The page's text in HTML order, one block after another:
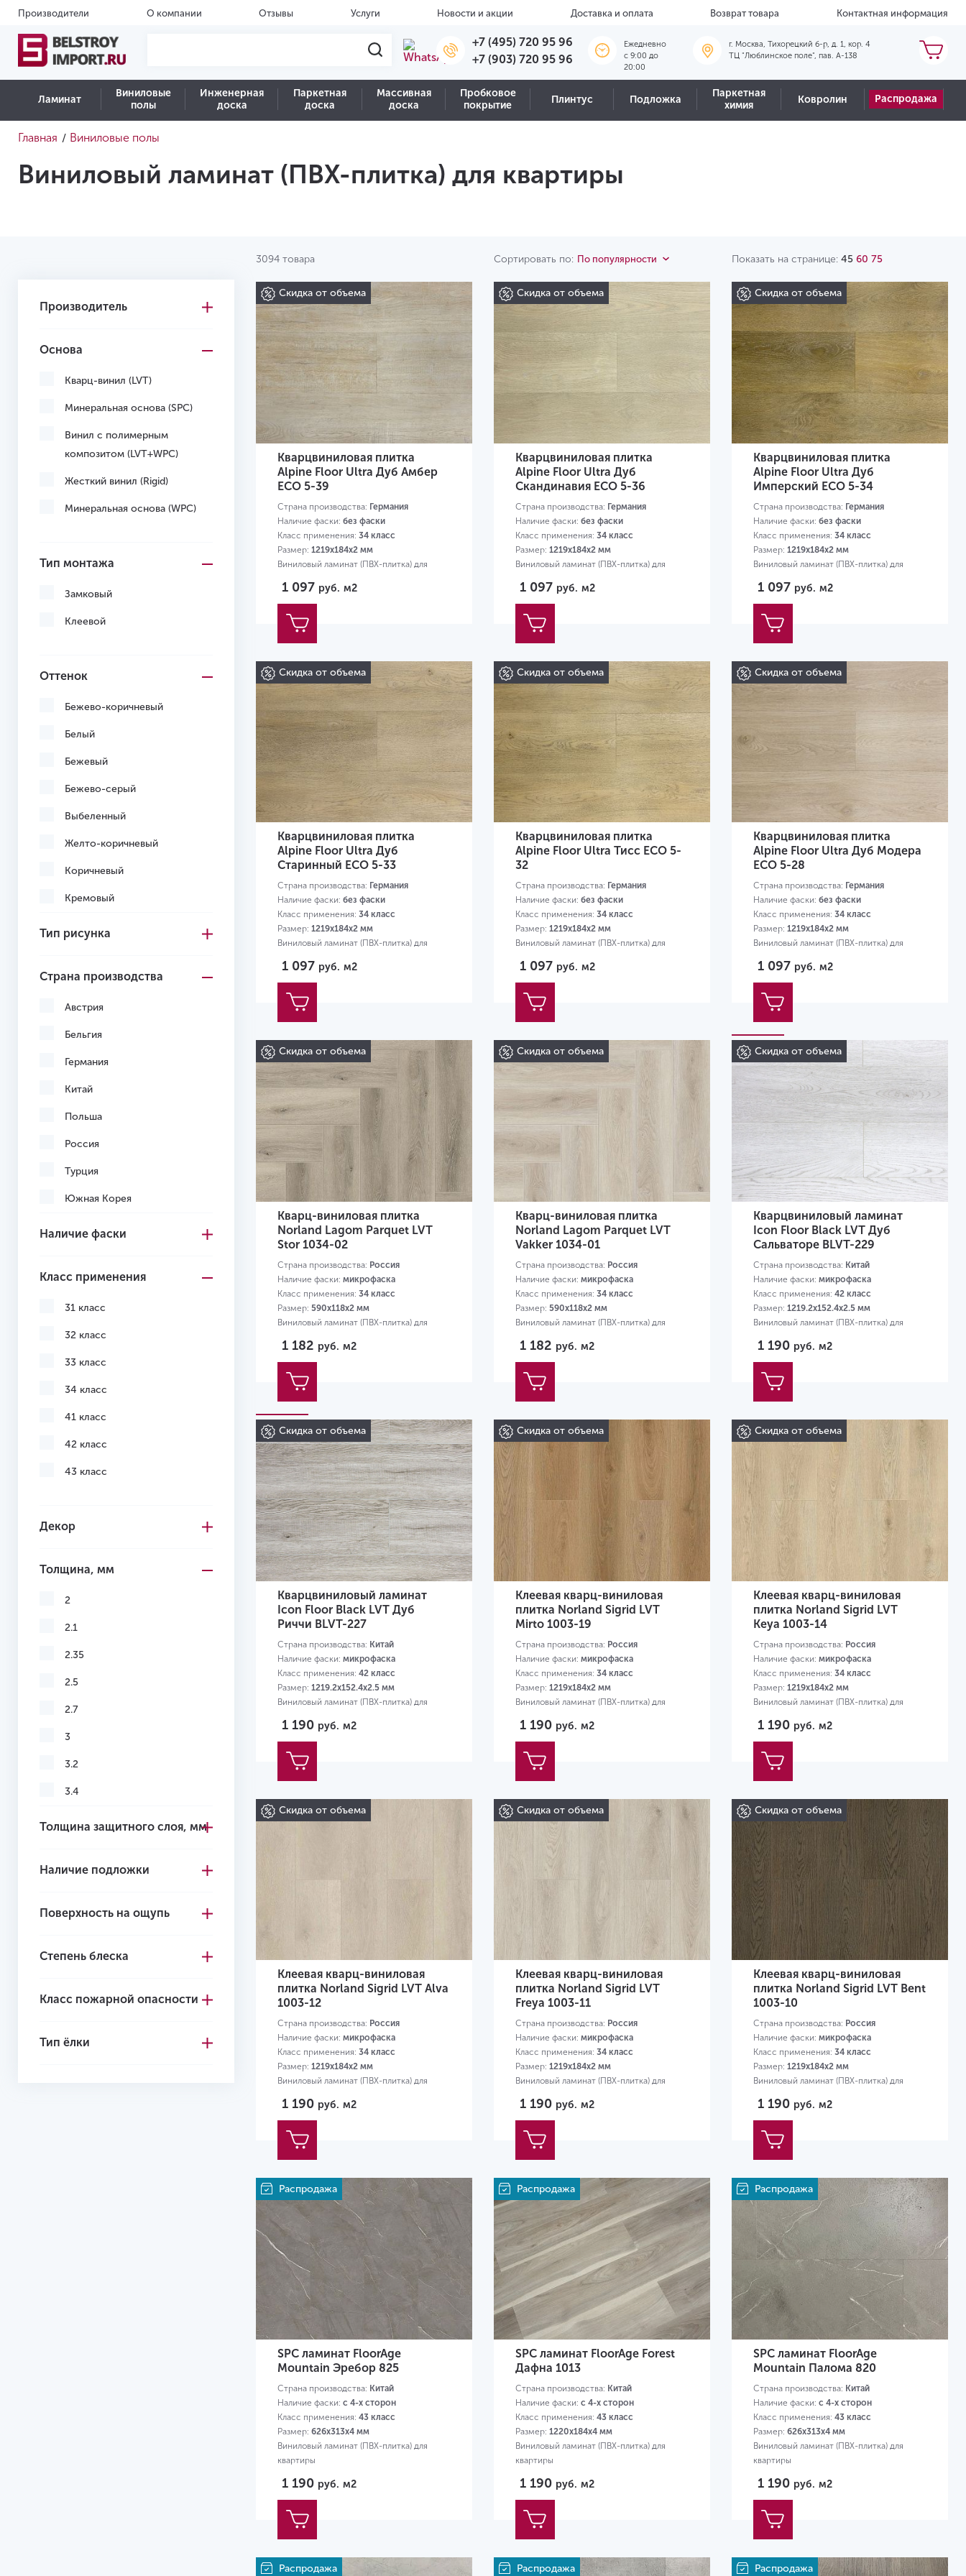
Производители О компании Отзывы Услуги Новости и акции Доставка и оплата Возврат товара Контактная информация
+7 (495) 720 95 96
+7 (903) 720 95 96
Ежедневно
c 9:00 до
20:00
г. Москва, Тихорецкий б-р, д. 1, кор. 4
ТЦ "Люблинское поле", пав. А-138
Ламинат
Виниловые
полы
Инженерная
доска
Паркетная
доска
Массивная
доска
Пробковое
покрытие
Плинтус Подложка
Паркетная
химия
Ковролин Распродажа
Главная / Виниловые полы
Виниловый ламинат (ПВХ-плитка) для квартиры
3094 товара Сортировать по: По популярности Показать на странице: 45 60 75
Производитель
Основа
Кварц-винил (LVT)
Минеральная основа (SPC)
Винил с полимерным
композитом (LVT+WPC)
Жесткий винил (Rigid)
Минеральная основа (WPC)
Тип монтажа
Замковый
Клеевой
Оттенок
Бежево-коричневый
Белый
Бежевый
Бежево-серый
Выбеленный
Желто-коричневый
Коричневый
Кремовый
Светло-коричневый
Светло-серый
Серо-коричневый
Серый
Темно-коричневый
Темно-серый
Черный
Желтый
Желто-красный
Тип рисунка
Страна производства
Австрия
Бельгия
Германия
Китай
Польша
Россия
Турция
Южная Корея
Наличие фаски
Класс применения
31 класс
32 класс
33 класс
34 класс
41 класс
42 класс
43 класс
Декор
Толщина, мм
2
2.1
2.35
2.5
2.7
3
3.2
3.4
3.7
4+1
4.3
Толщина защитного слоя, мм
Наличие подложки
Поверхность на ощупь
Степень блеска
Класс пожарной опасности
Тип ёлки
Скидка от объема
Кварцвиниловая плитка
Alpine Floor Ultra Дуб Амбер
ЕСО 5-39
Страна производства: Германия
Наличие фаски: без фаски
Класс применения: 34 класс
Размер: 1219х184х2 мм
Виниловый ламинат (ПВХ-плитка) для
1 097 руб. м2
Скидка от объема
Кварцвиниловая плитка
Alpine Floor Ultra Дуб
Скандинавия ЕСО 5-36
Страна производства: Германия
Наличие фаски: без фаски
Класс применения: 34 класс
Размер: 1219х184х2 мм
Виниловый ламинат (ПВХ-плитка) для
1 097 руб. м2
Скидка от объема
Кварцвиниловая плитка
Alpine Floor Ultra Дуб
Имперский ЕСО 5-34
Страна производства: Германия
Наличие фаски: без фаски
Класс применения: 34 класс
Размер: 1219х184х2 мм
Виниловый ламинат (ПВХ-плитка) для
1 097 руб. м2
Скидка от объема
Кварцвиниловая плитка
Alpine Floor Ultra Дуб
Старинный ЕСО 5-33
Страна производства: Германия
Наличие фаски: без фаски
Класс применения: 34 класс
Размер: 1219х184х2 мм
Виниловый ламинат (ПВХ-плитка) для
1 097 руб. м2
Скидка от объема
Кварцвиниловая плитка
Alpine Floor Ultra Тисс ЕСО 5-
32
Страна производства: Германия
Наличие фаски: без фаски
Класс применения: 34 класс
Размер: 1219х184х2 мм
Виниловый ламинат (ПВХ-плитка) для
1 097 руб. м2
Скидка от объема
Кварцвиниловая плитка
Alpine Floor Ultra Дуб Модера
ЕСО 5-28
Страна производства: Германия
Наличие фаски: без фаски
Класс применения: 34 класс
Размер: 1219х184х2 мм
Виниловый ламинат (ПВХ-плитка) для
1 097 руб. м2
Скидка от объема
Кварц-виниловая плитка
Norland Lagom Parquet LVT
Stor 1034-02
Страна производства: Россия
Наличие фаски: микрофаска
Класс применения: 34 класс
Размер: 590х118х2 мм
Виниловый ламинат (ПВХ-плитка) для
1 182 руб. м2
Скидка от объема
Кварц-виниловая плитка
Norland Lagom Parquet LVT
Vakker 1034-01
Страна производства: Россия
Наличие фаски: микрофаска
Класс применения: 34 класс
Размер: 590х118х2 мм
Виниловый ламинат (ПВХ-плитка) для
1 182 руб. м2
Скидка от объема
Кварцвиниловый ламинат
Icon Floor Black LVT Дуб
Сальваторе BLVT-229
Страна производства: Китай
Наличие фаски: микрофаска
Класс применения: 42 класс
Размер: 1219.2х152.4х2.5 мм
Виниловый ламинат (ПВХ-плитка) для
1 190 руб. м2
Скидка от объема
Кварцвиниловый ламинат
Icon Floor Black LVT Дуб
Риччи BLVT-227
Страна производства: Китай
Наличие фаски: микрофаска
Класс применения: 42 класс
Размер: 1219.2х152.4х2.5 мм
Виниловый ламинат (ПВХ-плитка) для
1 190 руб. м2
Скидка от объема
Клеевая кварц-виниловая
плитка Norland Sigrid LVT
Mirto 1003-19
Страна производства: Россия
Наличие фаски: микрофаска
Класс применения: 34 класс
Размер: 1219х184х2 мм
Виниловый ламинат (ПВХ-плитка) для
1 190 руб. м2
Скидка от объема
Клеевая кварц-виниловая
плитка Norland Sigrid LVT
Keya 1003-14
Страна производства: Россия
Наличие фаски: микрофаска
Класс применения: 34 класс
Размер: 1219х184х2 мм
Виниловый ламинат (ПВХ-плитка) для
1 190 руб. м2
Скидка от объема
Клеевая кварц-виниловая
плитка Norland Sigrid LVT Alva
1003-12
Страна производства: Россия
Наличие фаски: микрофаска
Класс применения: 34 класс
Размер: 1219х184х2 мм
Виниловый ламинат (ПВХ-плитка) для
1 190 руб. м2
Скидка от объема
Клеевая кварц-виниловая
плитка Norland Sigrid LVT
Freya 1003-11
Страна производства: Россия
Наличие фаски: микрофаска
Класс применения: 34 класс
Размер: 1219х184х2 мм
Виниловый ламинат (ПВХ-плитка) для
1 190 руб. м2
Скидка от объема
Клеевая кварц-виниловая
плитка Norland Sigrid LVT Bent
1003-10
Страна производства: Россия
Наличие фаски: микрофаска
Класс применения: 34 класс
Размер: 1219х184х2 мм
Виниловый ламинат (ПВХ-плитка) для
1 190 руб. м2
Распродажа
SPC ламинат FloorAge
Mountain Эребор 825
Страна производства: Китай
Наличие фаски: с 4-х сторон
Класс применения: 43 класс
Размер: 626х313х4 мм
Виниловый ламинат (ПВХ-плитка) для
квартиры
1 190 руб. м2
Распродажа
SPC ламинат FloorAge Forest
Дафна 1013
Страна производства: Китай
Наличие фаски: с 4-х сторон
Класс применения: 43 класс
Размер: 1220х184х4 мм
Виниловый ламинат (ПВХ-плитка) для
квартиры
1 190 руб. м2
Распродажа
SPC ламинат FloorAge
Mountain Палома 820
Страна производства: Китай
Наличие фаски: с 4-х сторон
Класс применения: 43 класс
Размер: 626х313х4 мм
Виниловый ламинат (ПВХ-плитка) для
квартиры
1 190 руб. м2
Распродажа Распродажа Распродажа